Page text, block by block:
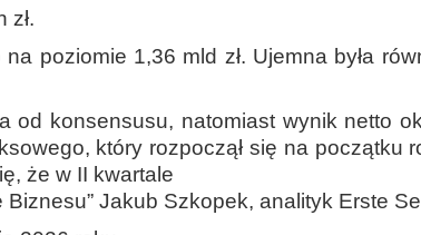
zł.
poziomie 1,36 mld zł. Ujemna była
od konsensusu, natomiast wynik netto
który rozpoczął się na początku
że w II kwartale
Jakub Szkopek, analityk Erste